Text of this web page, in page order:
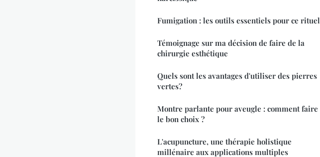
Fumigation : les outils essentiels pour ce rituel
Témoignage sur ma décision de faire de la
chirurgie esthétique
Quels sont les avantages d'utiliser des pierres
vertes?
Montre parlante pour aveugle : comment faire
le bon choix ?
L'acupuncture, une thérapie holistique
millénaire aux applications multiples